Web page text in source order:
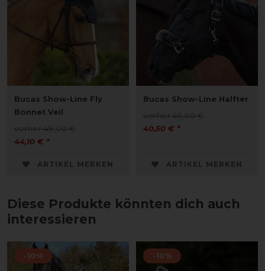
Bucas Show-Line Fly
Bonnet Veil
vorher 49,00 €
44,10 € *
ARTIKEL MERKEN
Bucas Show-Line Halfter
vorher 45,00 €
40,50 € *
ARTIKEL MERKEN
Diese Produkte könnten dich auch
interessieren
-10% -10%